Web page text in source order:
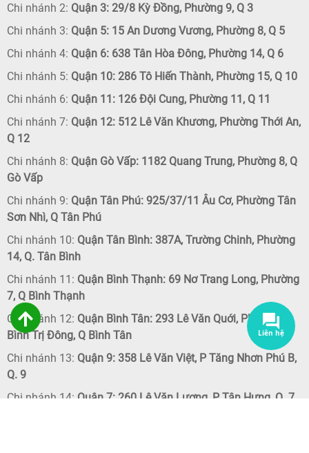
Chi nhánh 2: Quận 3: 29/8 Kỳ Đồng, Phường 9, Q 3
Chi nhánh 3: Quận 5: 15 An Dương Vương, Phường 8, Q 5
Chi nhánh 4: Quận 6: 638 Tân Hòa Đông, Phường 14, Q 6
Chi nhánh 5: Quận 10: 286 Tô Hiến Thành, Phường 15, Q 10
Chi nhánh 6: Quận 11: 126 Đội Cung, Phường 11, Q 11
Chi nhánh 7: Quận 12: 512 Lê Văn Khương, Phường Thới An,
Q 12
Chi nhánh 8: Quận Gò Vấp: 1182 Quang Trung, Phường 8, Q
Gò Vấp
Chi nhánh 9: Quận Tân Phú: 925/37/11 Âu Cơ, Phường Tân
Sơn Nhì, Q Tân Phú
Chi nhánh 10: Quận Tân Bình: 387A, Trường Chinh, Phường
14, Q. Tân Bình
Chi nhánh 11: Quận Bình Thạnh: 69 Nơ Trang Long, Phường
7, Q Bình Thạnh
Chi nhánh 12: Quận Bình Tân: 293 Lê Văn Quới, Phường
Bình Trị Đông, Q Bình Tân
Chi nhánh 13: Quận 9: 358 Lê Văn Việt, P Tăng Nhơn Phú B,
Q. 9
Chi nhánh 14: Quận 7: 260 Lê Văn Lương, P Tân Hưng, Q. 7